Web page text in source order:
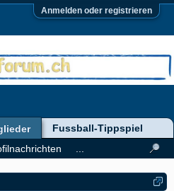
Anmelden oder registrieren
Fussball-Tippspiel